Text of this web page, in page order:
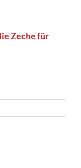
Zeche für